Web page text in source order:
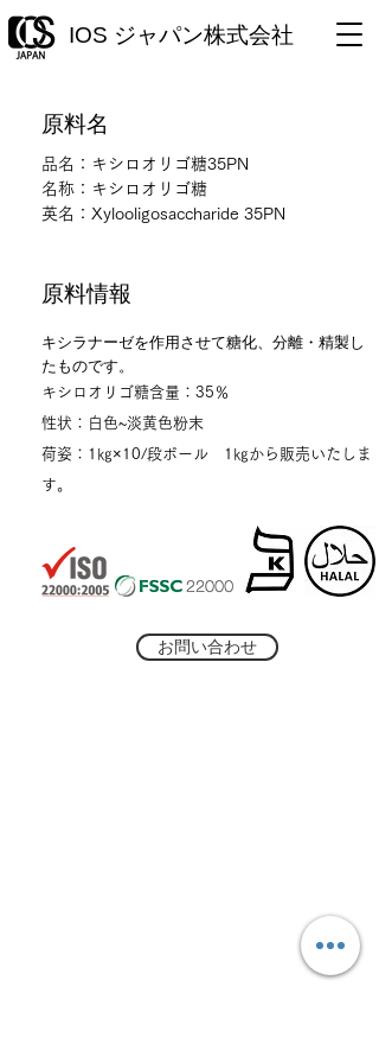
IOS ジャパン株式会社
原料名
品名：キシロオリゴ糖35PN
​名称：キシロオリゴ糖
英名：Xylooligosaccharide 35PN
原料情報
キシラナーゼを作用させて糖化、分離・精製し
たものです。
キシロオリゴ糖含量：35％
性状：白色~淡黄色粉末
荷姿：1㎏×10/段ボール
1㎏から販売いたしま
す。
お問い合わせ